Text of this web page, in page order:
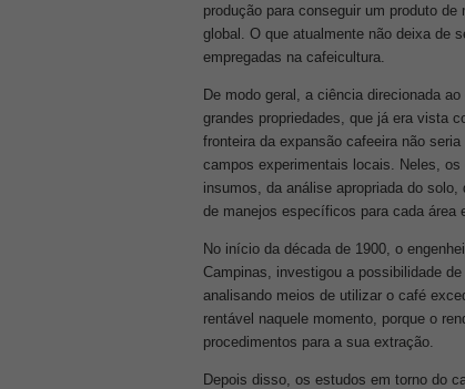
produção para conseguir um produto
global. O que atualmente não deixa de
empregadas na cafeicultura.
De modo geral, a ciência direcionada
grandes propriedades, que já era vista
fronteira da expansão cafeeira não
campos experimentais locais. Neles,
insumos, da análise apropriada do
de manejos específicos para cada área
No início da década de 1900, o
Campinas, investigou a possibilidade
analisando meios de utilizar o café
rentável naquele momento, porque o
procedimentos para a sua extração.
Depois disso, os estudos em torno do